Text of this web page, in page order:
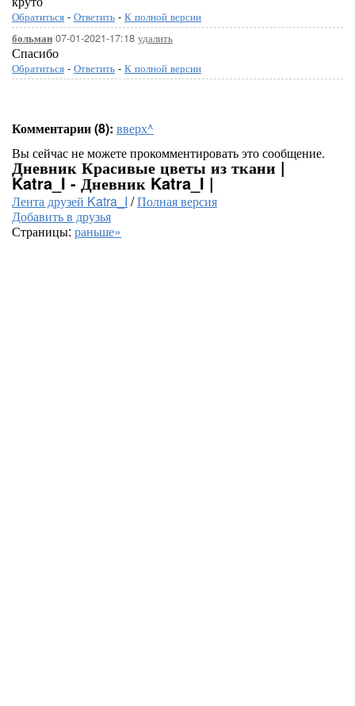
Обратиться - Ответить - К полной версии
больман 07-01-2021-17:18 удалить
Спасибо
Обратиться - Ответить - К полной версии
Комментарии (8): вверх^
Вы сейчас не можете прокомментировать это сообщение.
Дневник Красивые цветы из ткани |
Katra_I - Дневник Katra_I |
Лента друзей Katra_I /Полная версия
Добавить в друзья
Страницы: раньше»